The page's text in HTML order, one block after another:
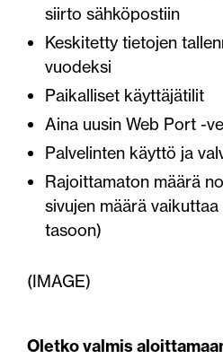
siirto sähköpostiin
Keskitetty tietojen
vuodeksi
Paikalliset käyttäjätilit
Aina uusin Web Port -
Palvelinten käyttö ja
Rajoittamaton määrä
sivujen määrä
tasoon)
(IMAGE)
Oletko valmis